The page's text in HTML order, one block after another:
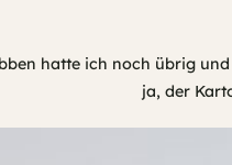
hatte ich noch übrig
ja, der